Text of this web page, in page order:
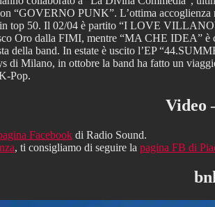
“GOVERNO PUNK”. L’ottima
top 50. Il 02/04 è partito “I LOVE
Oro dalla FIMI, mentre “MA CHE IDEA” è
band. In estate è uscito l’EP
Milano, in ottobre la band ha fatto un
Pop.
Video
Facebook di Radio Sound.
, ti consigliamo di seguire la pagina FB di